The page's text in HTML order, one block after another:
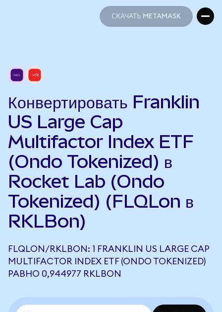
СКАЧАТЬ METAMASK
Конвертировать Franklin
US Large Cap
Multifactor Index ETF
(Ondo Tokenized) в
Rocket Lab (Ondo
Tokenized) (FLQLon в
RKLBon)
FLQLON/RKLBON: 1 FRANKLIN US LARGE CAP
MULTIFACTOR INDEX ETF (ONDO TOKENIZED)
РАВНО 0,944977 RKLBON